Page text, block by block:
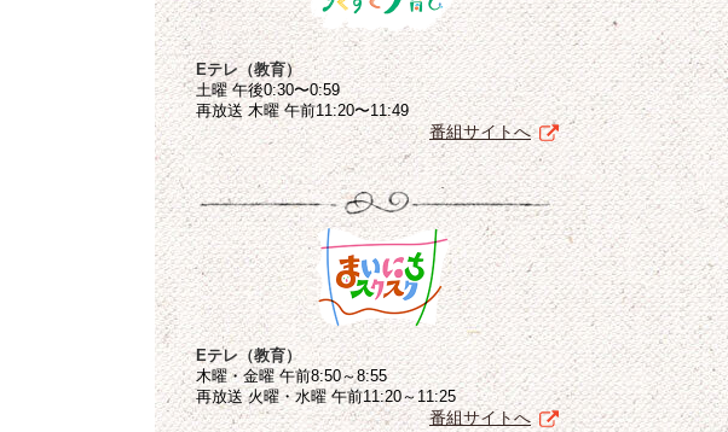
Eテレ（教育）
土曜 午後0:30〜0:59
再放送 木曜 午前11:20〜11:49
番組サイトへ
Eテレ（教育）
木曜・金曜 午前8:50～8:55
再放送 火曜・水曜 午前11:20～11:25
番組サイトへ